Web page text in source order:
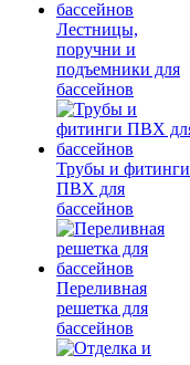
Лестницы,
поручни и
подъемники для
бассейнов
Трубы и фитинги
ПВХ для
бассейнов
Переливная
решетка для
бассейнов